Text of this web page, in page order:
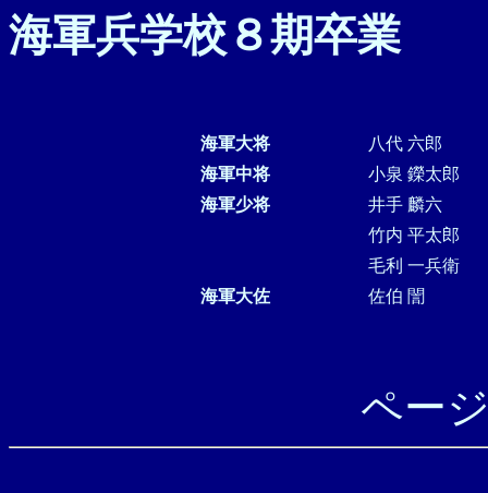
海軍兵学校８期卒業
海軍大将
八代 六郎
海軍中将
小泉 鑅太郎
海軍少将
井手 麟六
竹内 平太郎
毛利 一兵衛
海軍大佐
佐伯 誾
ペー